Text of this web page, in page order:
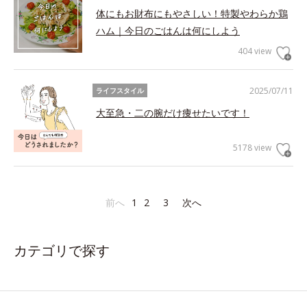
体にもお財布にもやさしい！特製やわらか鶏
ハム｜今日のごはんは何にしよう
404 view
2025/07/11
ライフスタイル
大至急・二の腕だけ痩せたいです！
5178 view
前へ 1 2 3 次へ
カテゴリで探す